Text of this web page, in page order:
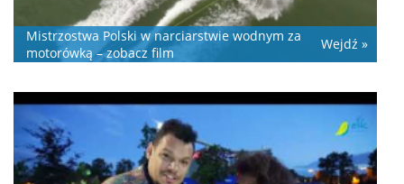
Mistrzostwa Polski w narciarstwie wodnym za
motorówką – zobacz film
Wejdź »